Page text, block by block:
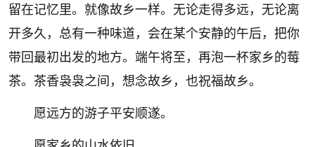
留在记忆里。就像故乡一样。无论走得多远，无论离
开多久，总有一种味道，会在某个安静的午后，把你
带回最初出发的地方。端午将至，再泡一杯家乡的莓
茶。茶香袅袅之间，想念故乡，也祝福故乡。
愿远方的游子平安顺遂。